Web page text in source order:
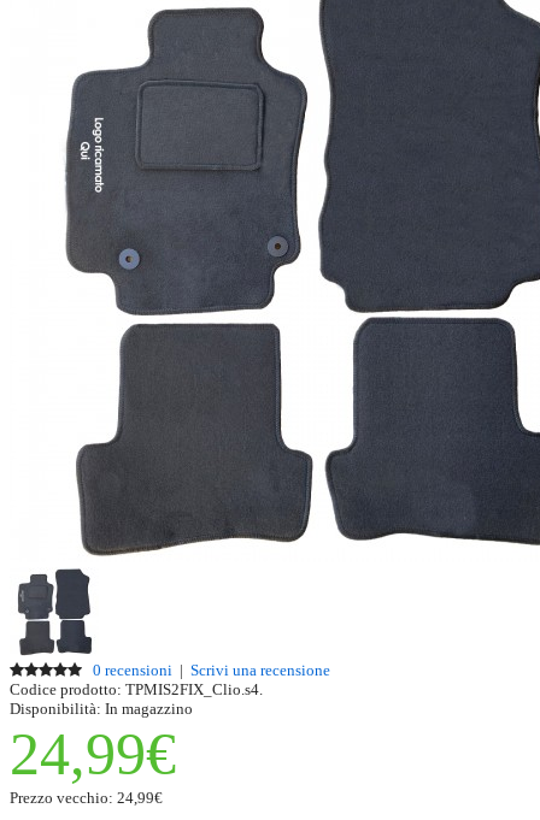
0 recensioni | Scrivi una recensione
Codice prodotto: TPMIS2FIX_Clio.s4.
Disponibilità: In magazzino
24,99€
Prezzo vecchio: 24,99€